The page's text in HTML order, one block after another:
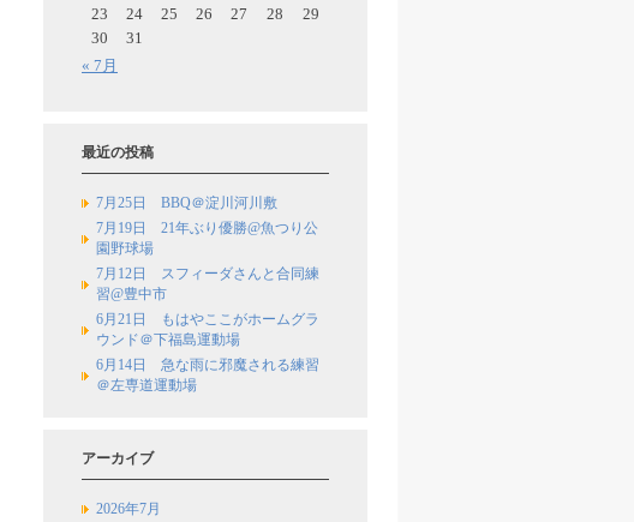
« 7月
23
24 25 26 27 28
29
30
31
最近の投稿
7月25日 BBQ＠淀川河川敷
7月19日 21年ぶり優勝@魚つり公
園野球場
7月12日 スフィーダさんと合同練
習@豊中市
6月21日 もはやここがホームグラ
ウンド＠下福島運動場
6月14日 急な雨に邪魔される練習
＠左専道運動場
アーカイブ
2026年7月